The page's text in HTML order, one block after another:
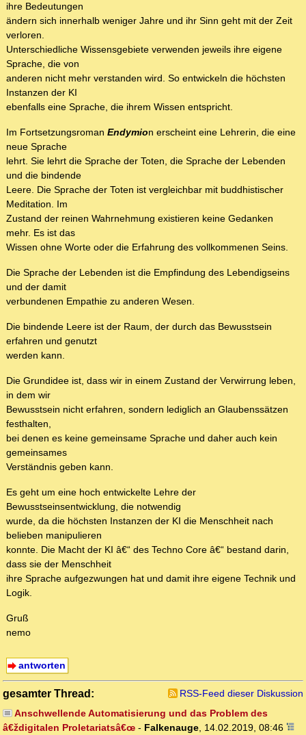
ihre Bedeutungen
ändern sich innerhalb weniger Jahre und ihr Sinn geht mit der Zeit
verloren.
Unterschiedliche Wissensgebiete verwenden jeweils ihre eigene
Sprache, die von
anderen nicht mehr verstanden wird. So entwickeln die höchsten
Instanzen der KI
ebenfalls eine Sprache, die ihrem Wissen entspricht.
Im Fortsetzungsroman Endymion erscheint eine Lehrerin, die eine
neue Sprache
lehrt. Sie lehrt die Sprache der Toten, die Sprache der Lebenden
und die bindende
Leere. Die Sprache der Toten ist vergleichbar mit buddhistischer
Meditation. Im
Zustand der reinen Wahrnehmung existieren keine Gedanken
mehr. Es ist das
Wissen ohne Worte oder die Erfahrung des vollkommenen Seins.
Die Sprache der Lebenden ist die Empfindung des Lebendigseins
und der damit
verbundenen Empathie zu anderen Wesen.
Die bindende Leere ist der Raum, der durch das Bewusstsein
erfahren und genutzt
werden kann.
Die Grundidee ist, dass wir in einem Zustand der Verwirrung leben,
in dem wir
Bewusstsein nicht erfahren, sondern lediglich an Glaubenssätzen
festhalten,
bei denen es keine gemeinsame Sprache und daher auch kein
gemeinsames
Verständnis geben kann.
Es geht um eine hoch entwickelte Lehre der
Bewusstseinsentwicklung, die notwendig
wurde, da die höchsten Instanzen der KI die Menschheit nach
belieben manipulieren
konnte. Die Macht der KI â€“ des Techno Core â€“ bestand darin,
dass sie der Menschheit
ihre Sprache aufgezwungen hat und damit ihre eigene Technik und
Logik.
Gruß
nemo
antworten
gesamter Thread:
RSS-Feed dieser Diskussion
Anschwellende Automatisierung und das Problem des
â€ždigitalen Proletariatsâ€œ - Falkenauge, 14.02.2019, 08:46